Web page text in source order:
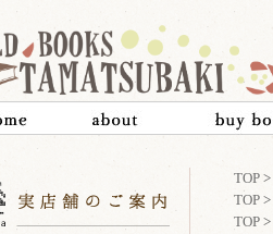
TOP >
TOP >
TOP >